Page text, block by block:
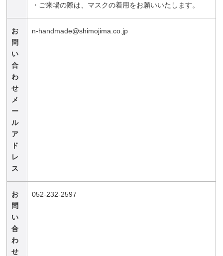
・ご来場の際は、マスクの着用をお願いいたします。
お
問
い
合
わ
せ
メ
ー
ル
ア
ド
レ
ス
n-handmade@shimojima.co.jp
お
問
い
合
わ
せ
052-232-2597